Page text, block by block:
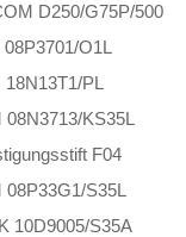
D250/G75P/500
O1L
PL
KS35L
F04
S35L
10D9005/S35A